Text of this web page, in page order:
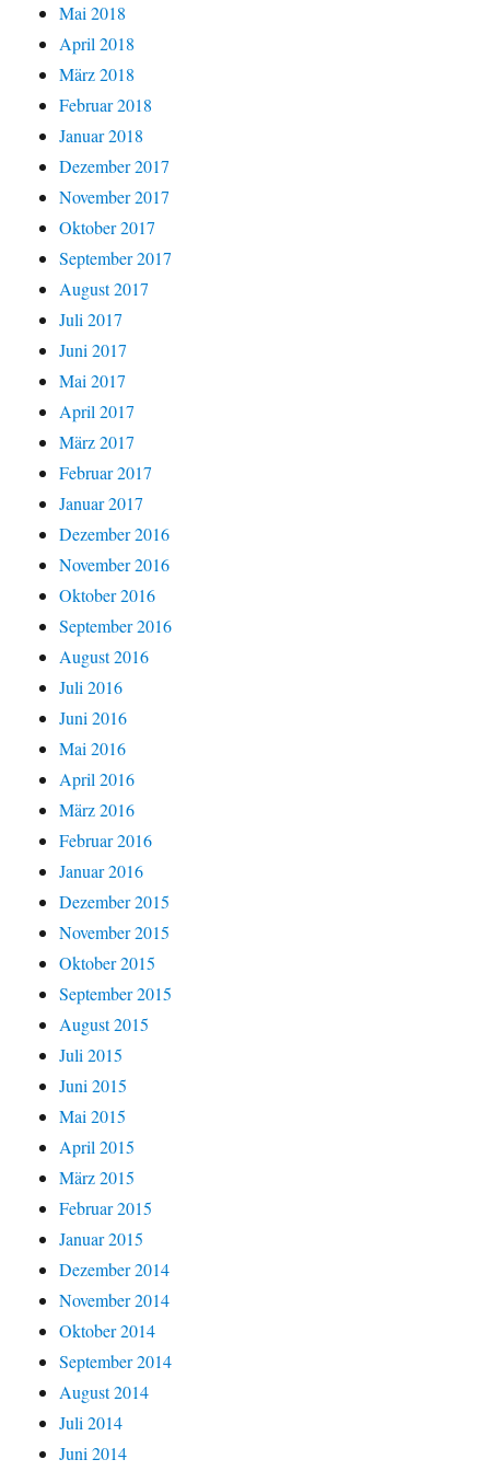
Mai 2018
April 2018
März 2018
Februar 2018
Januar 2018
Dezember 2017
November 2017
Oktober 2017
September 2017
August 2017
Juli 2017
Juni 2017
Mai 2017
April 2017
März 2017
Februar 2017
Januar 2017
Dezember 2016
November 2016
Oktober 2016
September 2016
August 2016
Juli 2016
Juni 2016
Mai 2016
April 2016
März 2016
Februar 2016
Januar 2016
Dezember 2015
November 2015
Oktober 2015
September 2015
August 2015
Juli 2015
Juni 2015
Mai 2015
April 2015
März 2015
Februar 2015
Januar 2015
Dezember 2014
November 2014
Oktober 2014
September 2014
August 2014
Juli 2014
Juni 2014